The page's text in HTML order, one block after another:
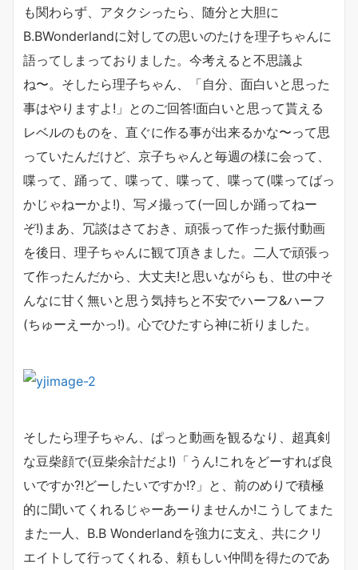
も関わらず、アタクシったら、随分と大胆に
B.BWonderlandに対しての思いのたけを理子ちゃんに
語ってしまっておりました。今考えると不思議よ
ね〜。そしたら理子ちゃん、「自分、面白いと思った
事はやりますよ!」とのご回答!面白いと思って貰える
レベルのものを、直ぐに作る事が出来るかな〜って思
っていたんだけど、京子ちゃんと毎週の様に会って、
喋って、踊って、喋って、喋って、喋って(喋ってばっ
かじゃねーかよ!)、写メ撮って(一回しか踊ってねー
ぞ!)まあ、冗談はさておき、頑張って作った振付動画
を後日、理子ちゃんに観て頂きました。二人で頑張っ
て作ったんだから、大丈夫!と思いながらも、世の中そ
んなに甘く無いと思う気持ちと不安でハーフ&ハーフ
(ちゅーえーかっ!)。心でひたすら神に祈りました。
そしたら理子ちゃん、ぱっと動画を観るなり、超真剣
な豆柴顔で(豆柴余計だよ!)「うん!これをどーすれば良
いですか?!どーしたいですか!?」と、前のめりで積極
的に聞いてくれるじゃーあーりませんか!こうしてまた
また一人、B.B Wonderlandを強力に支え、共にクリ
エイトして行ってくれる、頼もしい仲間を得たのであ